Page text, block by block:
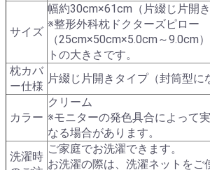
サイズ
幅約30cm×61cm（片綴じ片開き
※整形外科枕ドクターズピロー
（25cm×50cm×5.0cm～9.0cm
トの大きさです。
枕カバ
ー仕様
片綴じ片開きタイプ（封筒型に
カラー
クリーム
※モニターの発色具合によって
なる場合があります。
洗濯時
ご家庭でお洗濯できます。
お洗濯の際は、洗濯ネットをご